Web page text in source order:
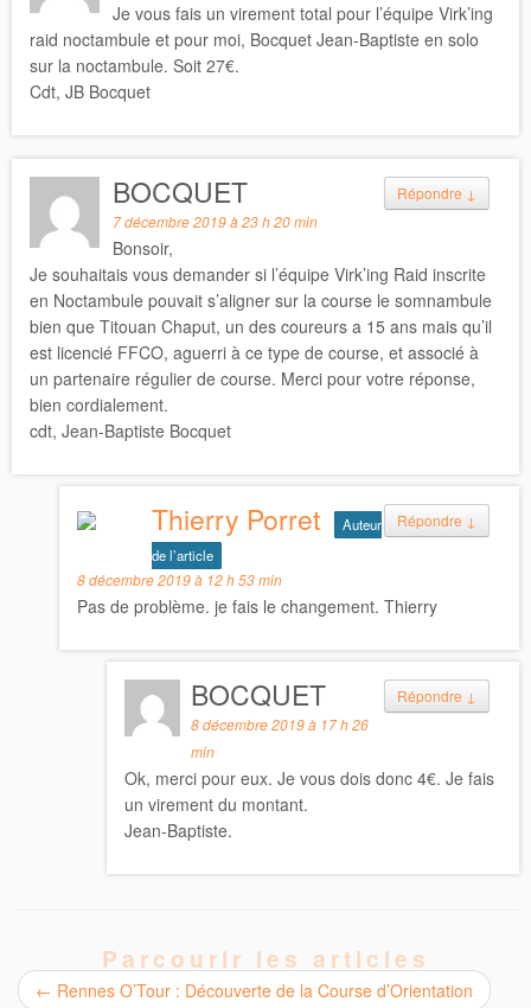
Je vous fais un virement total pour l’équipe Virk’ing
raid noctambule et pour moi, Bocquet Jean-Baptiste en solo
sur la noctambule. Soit 27€.
Cdt, JB Bocquet
Répondre ↓
BOCQUET
7 décembre 2019 à 23 h 20 min
Bonsoir,
Je souhaitais vous demander si l’équipe Virk’ing Raid inscrite
en Noctambule pouvait s’aligner sur la course le somnambule
bien que Titouan Chaput, un des coureurs a 15 ans mais qu’il
est licencié FFCO, aguerri à ce type de course, et associé à
un partenaire régulier de course. Merci pour votre réponse,
bien cordialement.
cdt, Jean-Baptiste Bocquet
Répondre ↓
Thierry Porret
Auteur
de l’article
8 décembre 2019 à 12 h 53 min
Pas de problème. je fais le changement. Thierry
Répondre ↓
BOCQUET
8 décembre 2019 à 17 h 26
min
Ok, merci pour eux. Je vous dois donc 4€. Je fais
un virement du montant.
Jean-Baptiste.
Parcourir les articles
← Rennes O’Tour : Découverte de la Course d’Orientation